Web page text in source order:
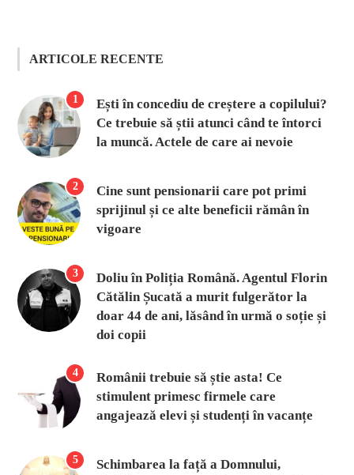
ARTICOLE RECENTE
1
Ești în concediu de creștere a copilului?
Ce trebuie să știi atunci când te întorci
la muncă. Actele de care ai nevoie
2
Cine sunt pensionarii care pot primi
sprijinul și ce alte beneficii rămân în
vigoare
3
Doliu în Poliția Română. Agentul Florin
Cătălin Șucată a murit fulgerător la
doar 44 de ani, lăsând în urmă o soție și
doi copii
4
Românii trebuie să știe asta! Ce
stimulent primesc firmele care
angajează elevi și studenți în vacanțe
5
Schimbarea la față a Domnului,